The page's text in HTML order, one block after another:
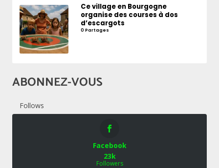
Ce village en Bourgogne
organise des courses à dos
d’escargots
0 Partages
ABONNEZ-VOUS
Follows
Facebook
23k
Followers